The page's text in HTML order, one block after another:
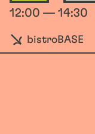
12:00 — 14:30
bistroBASE